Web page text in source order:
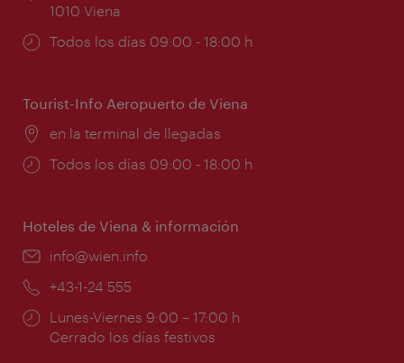
1010 Viena
Horarios
Todos los días 09:00 - 18:00 h
Tourist-Info Aeropuerto de Viena
Lugar:
en la terminal de llegadas
Horarios
Todos los días 09:00 - 18:00 h
Hoteles de Viena & información
e-
info@wien.info
Teléfono:
+43-1-24 555
Horarios
de
Lunes-Viernes 9:00 – 17:00 h
Cerrado los días festivos